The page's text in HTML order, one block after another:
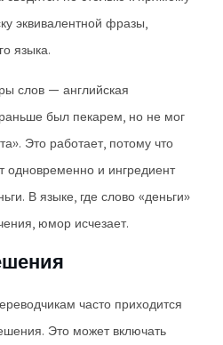
эквивалентной фразы,
языка.
слов — английская
был пекарем, но не мог
Это работает, потому что
одновременно и ингредиент
В языке, где слово «деньги»
юмор исчезает.
часто приходится
Это может включать